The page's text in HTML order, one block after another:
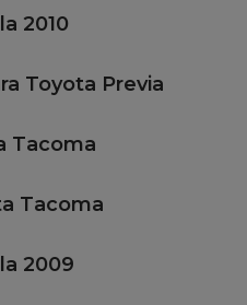
2010
Toyota Previa
Tacoma
Tacoma
2009